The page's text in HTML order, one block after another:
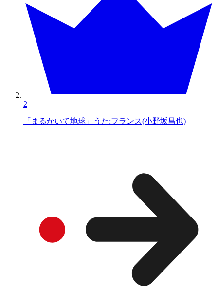
2
「まるかいて地球」うた:フランス(小野坂昌也)